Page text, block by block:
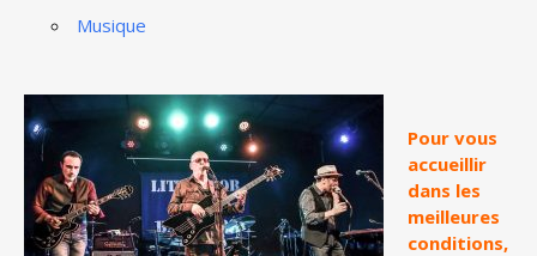
Musique
Pour vous
accueillir
dans les
meilleures
conditions,